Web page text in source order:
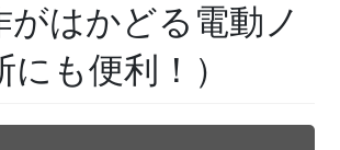
はかどる電動ノ
も便利！）